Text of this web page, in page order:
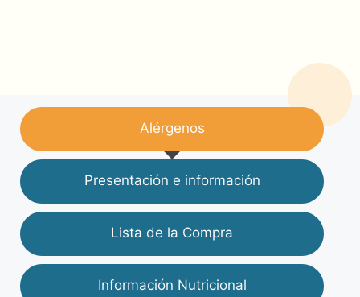
Alérgenos
Presentación e información
Lista de la Compra
Información Nutricional